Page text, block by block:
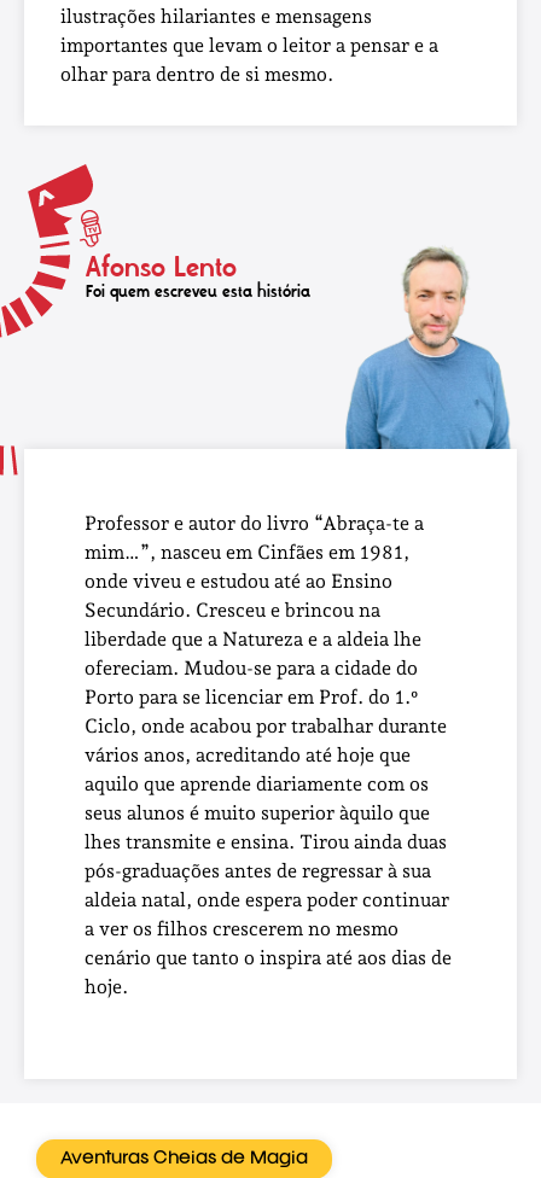
ilustrações hilariantes e mensagens
importantes que levam o leitor a pensar e a
olhar para dentro de si mesmo.
Afonso Lento
Foi quem escreveu esta história
Professor e autor do livro “Abraça-te a
mim…”, nasceu em Cinfães em 1981,
onde viveu e estudou até ao Ensino
Secundário. Cresceu e brincou na
liberdade que a Natureza e a aldeia lhe
ofereciam. Mudou-se para a cidade do
Porto para se licenciar em Prof. do 1.º
Ciclo, onde acabou por trabalhar durante
vários anos, acreditando até hoje que
aquilo que aprende diariamente com os
seus alunos é muito superior àquilo que
lhes transmite e ensina. Tirou ainda duas
pós-graduações antes de regressar à sua
aldeia natal, onde espera poder continuar
a ver os filhos crescerem no mesmo
cenário que tanto o inspira até aos dias de
hoje.
Aventuras Cheias de Magia